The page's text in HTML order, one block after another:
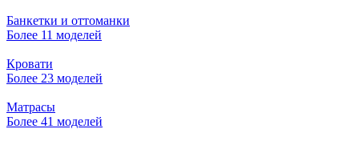
Банкетки и оттоманки
Более 11 моделей
Кровати
Более 23 моделей
Матрасы
Более 41 моделей